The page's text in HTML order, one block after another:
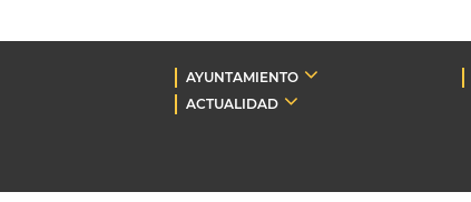
AYUNTAMIENTO
ACTUALIDAD